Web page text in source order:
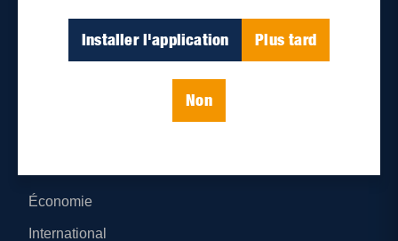
Installer l'application Plus tard
Non
Économie
International